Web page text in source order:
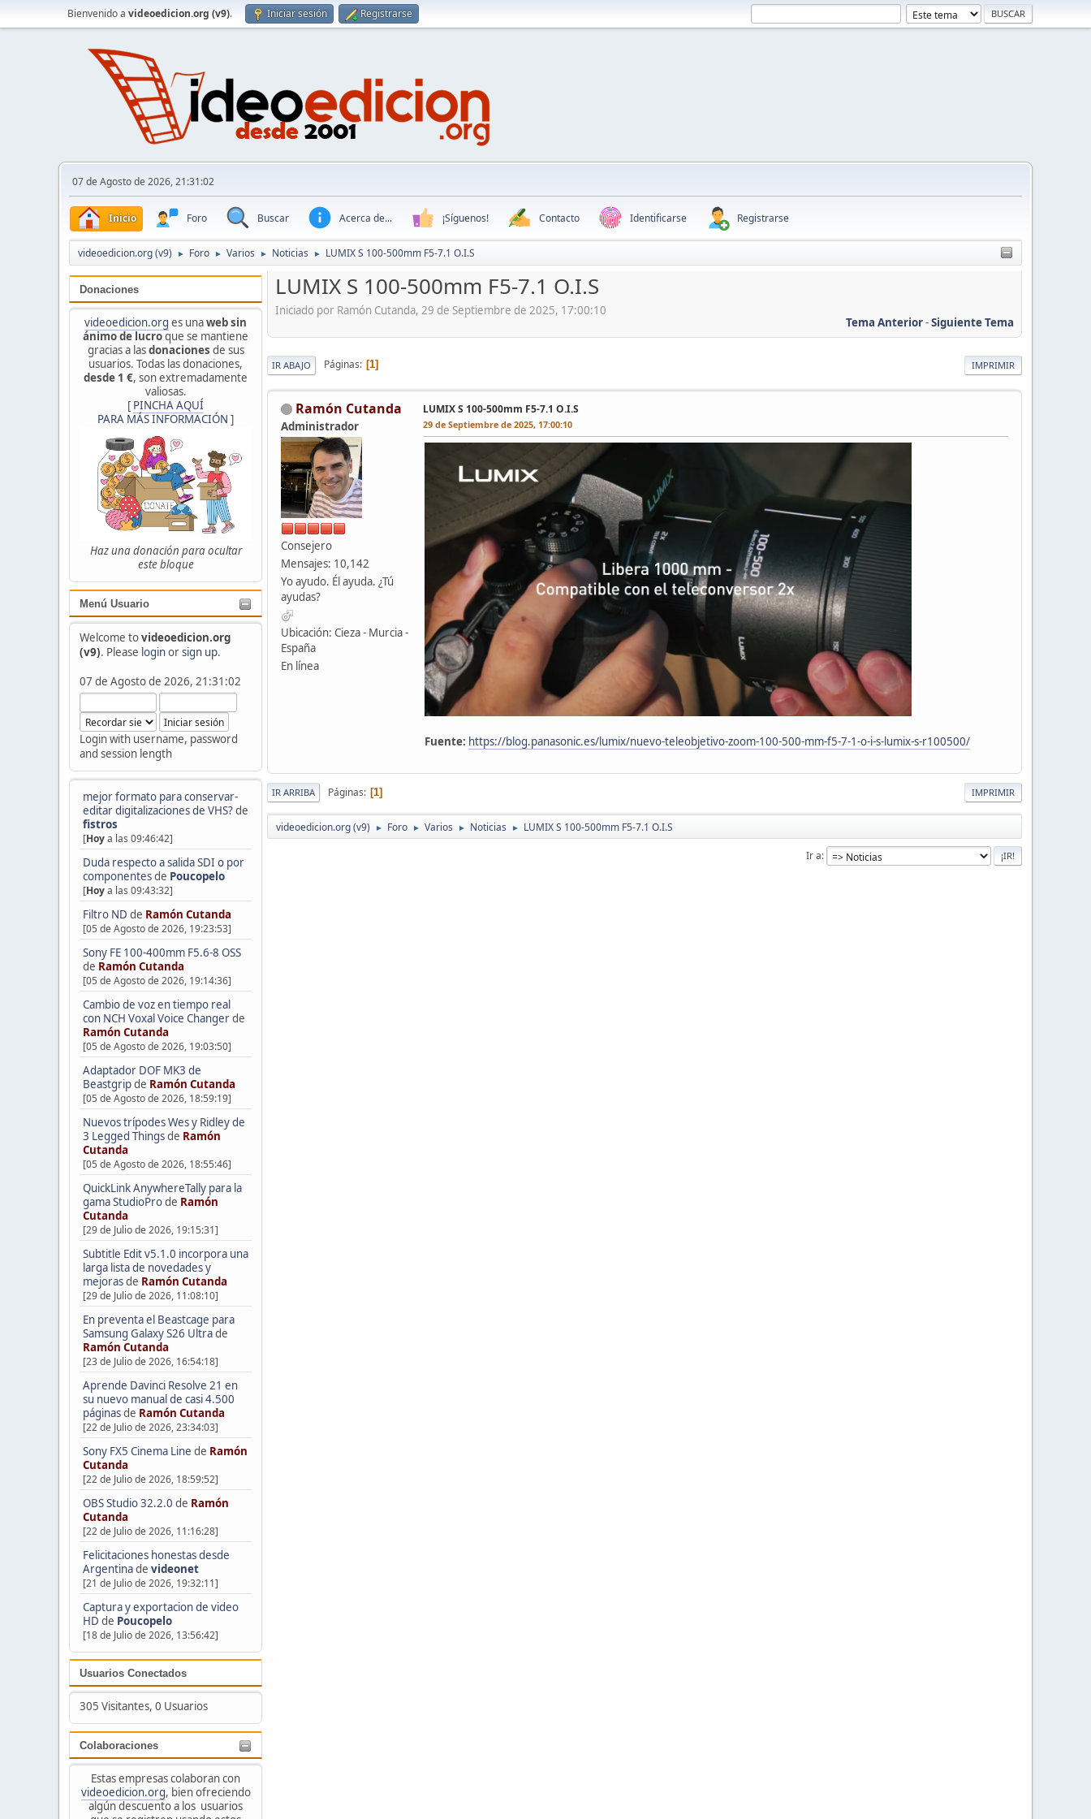
Bienvenido a videoedicion.org (v9). Iniciar sesión Registrarse
07 de Agosto de 2026, 21:31:02
Inicio Foro Buscar Acerca de... ¡Síguenos! Contacto Identificarse Registrarse
videoedicion.org (v9) ► Foro ► Varios ► Noticias ► LUMIX S 100-500mm F5-7.1 O.I.S
Donaciones
videoedicion.org es unaweb sin
ánimo de lucroque se mantiene
gracias a lasdonaciones de sus
usuarios. Todas las donaciones,
desde 1 €, son extremadamente
valiosas.
[ PINCHA AQUÍ
PARA MÁS INFORMACIÓN ]
Haz una donación para ocultar
este bloque
Menú Usuario
Welcome tovideoedicion.org
(v9). Please loginorsign up.
07 de Agosto de 2026, 21:31:02
Login with username, password
and session length
mejor formato para conservar-
editar digitalizaciones de VHS?de
fistros
[Hoya las 09:46:42]
Duda respecto a salida SDI o por
componentesde Poucopelo
[Hoya las 09:43:32]
Filtro ND de Ramón Cutanda
[05 de Agosto de 2026, 19:23:53]
Sony FE 100-400mm F5.6-8 OSS
de Ramón Cutanda
[05 de Agosto de 2026, 19:14:36]
Cambio de voz en tiempo real
con NCH Voxal Voice Changerde
Ramón Cutanda
[05 de Agosto de 2026, 19:03:50]
Adaptador DOF MK3 de
Beastgripde Ramón Cutanda
[05 de Agosto de 2026, 18:59:19]
Nuevos trípodes Wes y Ridley de
3 Legged Thingsde Ramón
Cutanda
[05 de Agosto de 2026, 18:55:46]
QuickLink AnywhereTally para la
gama StudioProde Ramón
Cutanda
[29 de Julio de 2026, 19:15:31]
Subtitle Edit v5.1.0 incorpora una
larga lista de novedades y
mejorasde Ramón Cutanda
[29 de Julio de 2026, 11:08:10]
En preventa el Beastcage para
Samsung Galaxy S26 Ultrade
Ramón Cutanda
[23 de Julio de 2026, 16:54:18]
Aprende Davinci Resolve 21 en
su nuevo manual de casi 4.500
páginasde Ramón Cutanda
[22 de Julio de 2026, 23:34:03]
Sony FX5 Cinema Line de Ramón
Cutanda
[22 de Julio de 2026, 18:59:52]
OBS Studio 32.2.0 de Ramón
Cutanda
[22 de Julio de 2026, 11:16:28]
Felicitaciones honestas desde
Argentinade videonet
[21 de Julio de 2026, 19:32:11]
Captura y exportacion de video
HD de Poucopelo
[18 de Julio de 2026, 13:56:42]
Usuarios Conectados
305 Visitantes, 0 Usuarios
Colaboraciones
Estas empresas colaboran con
videoedicion.org, bien ofreciendo
algún descuento a los usuarios
LUMIX S 100-500mm F5-7.1 O.I.S
Iniciado por Ramón Cutanda, 29 de Septiembre de 2025, 17:00:10
Tema Anterior-Siguiente Tema
IMPRIMIR
IR ABAJO Páginas 1
Ramón Cutanda
Administrador
Consejero
Mensajes: 10,142
Yo ayudo. Él ayuda. ¿Tú
ayudas?
Ubicación: Cieza - Murcia -
España
En línea
LUMIX S 100-500mm F5-7.1 O.I.S
29 de Septiembre de 2025, 17:00:10
Fuente: https://blog.panasonic.es/lumix/nuevo-teleobjetivo-zoom-100-500-mm-f5-7-1-o-i-s-lumix-s-r100500/
IMPRIMIR
IR ARRIBA Páginas 1
videoedicion.org (v9) ► Foro ► Varios ► Noticias ► LUMIX S 100-500mm F5-7.1 O.I.S
Ir a